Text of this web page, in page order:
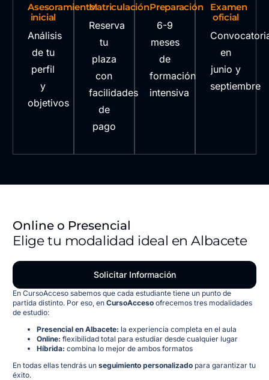
Asesoramiento
inicial
Análisis
de tu
perfil
y
objetivos
Matriculación
Reserva
tu
plaza
con
facilidades
de
pago
Preparación
6-9
meses
de
formación
intensiva
Examen
oficial
en
junio y
septiembre
Online o Presencial
Elige tu modalidad ideal en Albacete
Solicitar Información
En CursoAcceso sabemos que cada estudiante tiene un punto de
partida distinto. Por eso, en CursoAccesoofrecemos tres modalidades
de estudio:
Presencial en Albacete: la experiencia completa en el aula
Online: flexibilidad total para estudiar desde cualquier lugar
Híbrida: combina lo mejor de ambos formatos
En todas ellas tendrás un seguimiento personalizadopara garantizar tu
éxito.